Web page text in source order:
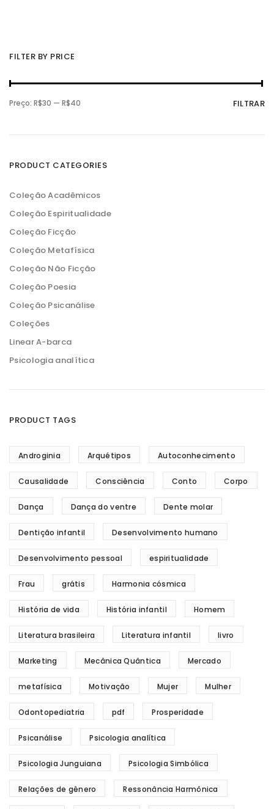
FILTER BY PRICE
P
r
o
n
i
P
r
o
x
i
FILTRAR
Preço: R$30 — R$40
PRODUCT CATEGORIES
Coleção Acadêmicos
Coleção Espiritualidade
Coleção Ficção
Coleção Metafísica
Coleção Não Ficção
Coleção Poesia
Coleção Psicanálise
Coleções
Linear A-barca
Psicologia analítica
PRODUCT TAGS
Androginia Arquétipos Autoconhecimento
Causalidade Consciência Conto Corpo
Dança Dança do ventre Dente molar
Dentição infantil Desenvolvimento humano
Desenvolvimento pessoal espiritualidade
Frau grátis Harmonia cósmica
História de vida História infantil Homem
Literatura brasileira Literatura infantil livro
Marketing Mecânica Quântica Mercado
metafísica Motivação Mujer Mulher
Odontopediatria pdf Prosperidade
Psicanálise Psicologia analítica
Psicologia Junguiana Psicologia Simbólica
Relações de gênero Ressonância Harmônica